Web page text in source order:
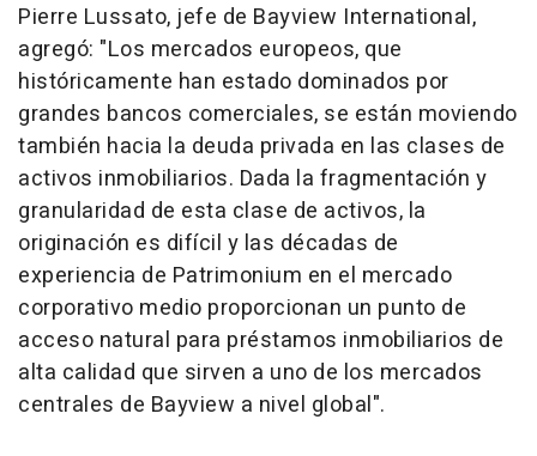
Pierre Lussato, jefe de Bayview International,
agregó: "Los mercados europeos, que
históricamente han estado dominados por
grandes bancos comerciales, se están moviendo
también hacia la deuda privada en las clases de
activos inmobiliarios. Dada la fragmentación y
granularidad de esta clase de activos, la
originación es difícil y las décadas de
experiencia de Patrimonium en el mercado
corporativo medio proporcionan un punto de
acceso natural para préstamos inmobiliarios de
alta calidad que sirven a uno de los mercados
centrales de Bayview a nivel global".